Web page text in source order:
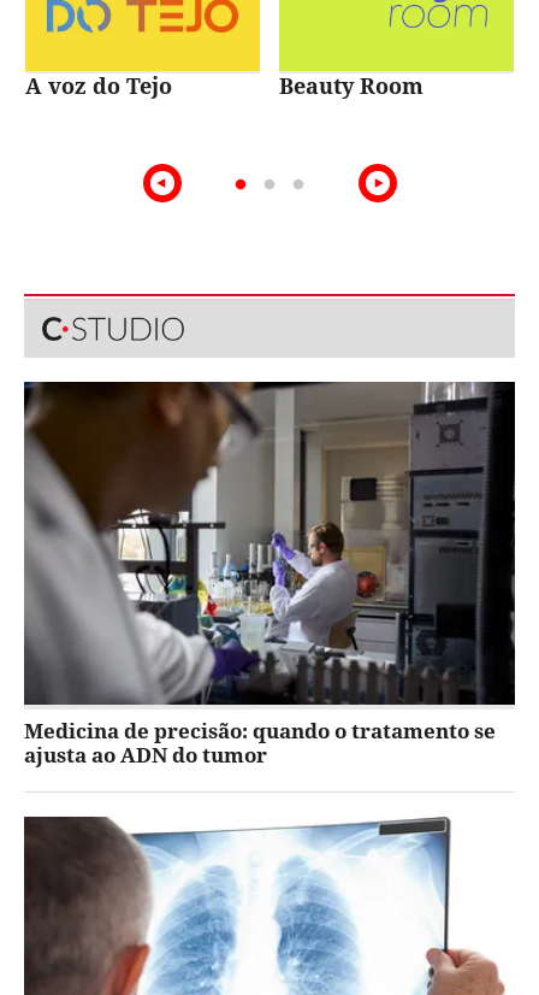
A voz do Tejo Beauty Room
Medicina de precisão: quando o tratamento se
ajusta ao ADN do tumor